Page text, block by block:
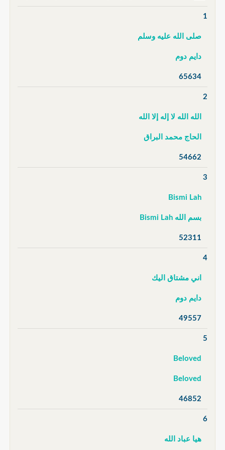
1
صلى الله عليه وسلم
دايم دوم
65634
2
الله الله لا إله إلا الله
الحاج محمد البراق
54662
3
Bismi Lah
بسم الله Bismi Lah
52311
4
اني مشتاق اليك
دايم دوم
49557
5
Beloved
Beloved
46852
6
هيا عباد الله